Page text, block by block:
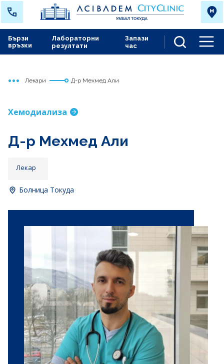
Лабораторни
резултати
Запази
час
Бързи
връзки
Начало
Токуда
Лекари Д-р Мехмед Али
Хемодиализа
Д-р Мехмед Али
Лекар
Болница Токуда